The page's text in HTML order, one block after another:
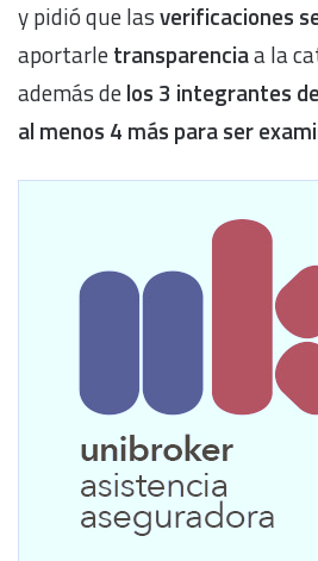
y pidió que lasverificaciones
aportarletransparenciaa la
además delos 3 integrantes
al menos 4 más para ser